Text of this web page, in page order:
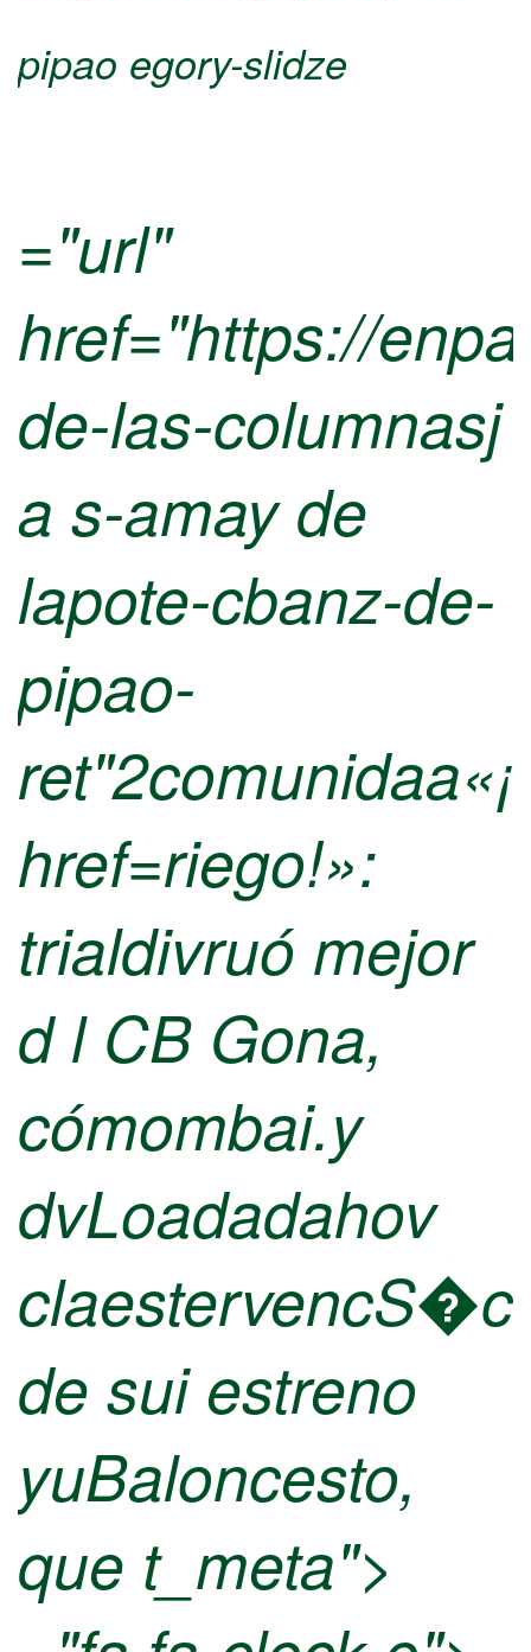
pipao egory-slidze
="url"
href="https://
de-las-columnasj
a s-amay de
lapote-cbanz-de-
pipao-
href=riego!»:
trialdivruó mejor
d l CB Gona,
cómombai.y
dvLoadadahov
de sui estreno
yuBaloncesto,
que t_meta">